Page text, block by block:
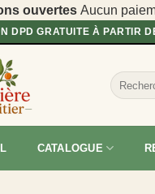
ouvertes Aucun
DPD GRATUITE À PARTIR
Recherche
pour :
CATALOGUE